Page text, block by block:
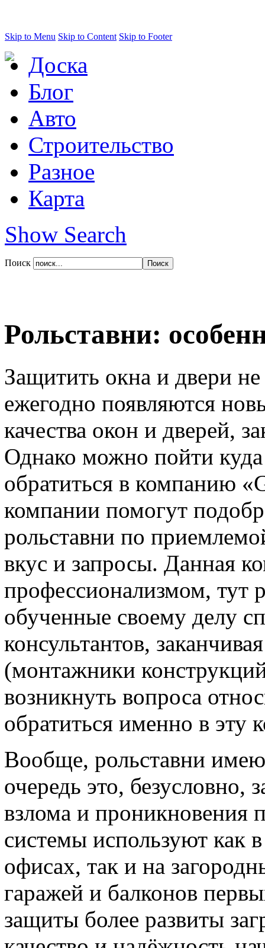
Skip to Menu Skip to Content Skip to Footer
Доска
Блог
Авто
Строительство
Разное
Карта
Show Search
Поиск
Рольставни:
Защитить окна и двери
ежегодно появляются
качества окон и дверей,
Однако можно пойти
обратиться в компанию
компании помогут
рольставни по
вкус и запросы. Данная
профессионализмом, тут
обученные своему делу
консультантов,
(монтажники
возникнуть вопроса
обратиться именно в эту
Вообще, рольставни
очередь это, безусловно,
взлома и проникновения
системы используют как
офисах, так и на
гаражей и балконов
защиты более развиты